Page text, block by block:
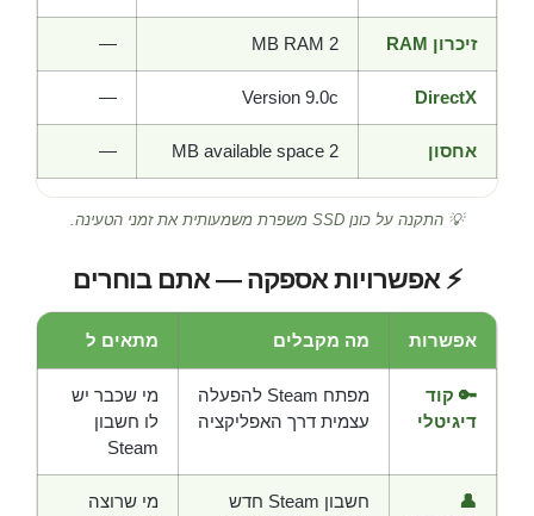
זיכרון RAM 2 MB RAM
—
DirectX
Version 9.0c
—
אחסון 2 MB available space
—
💡 התקנה על כונן SSD משפרת משמעותית את זמני הטעינה.
⚡ אפשרויות אספקה — אתם בוחרים
אפשרות מה מקבלים מתאים ל
🔑 קוד
דיגיטלי
מפתח Steam להפעלה
עצמית דרך האפליקציה
מי שכבר יש
לו חשבון
Steam
👤
חשבון Steam חדש
מי שרוצה